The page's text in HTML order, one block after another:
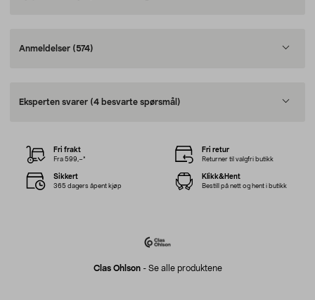
Anmeldelser (574)
Eksperten svarer (4 besvarte spørsmål)
Clas Ohlson- Se alle produktene
Fri frakt
Fra 599,–*
Fri retur
Returner til valgfri butikk
Sikkert
365 dagers åpent kjøp
Klikk&Hent
Bestill på nett og hent i butikk